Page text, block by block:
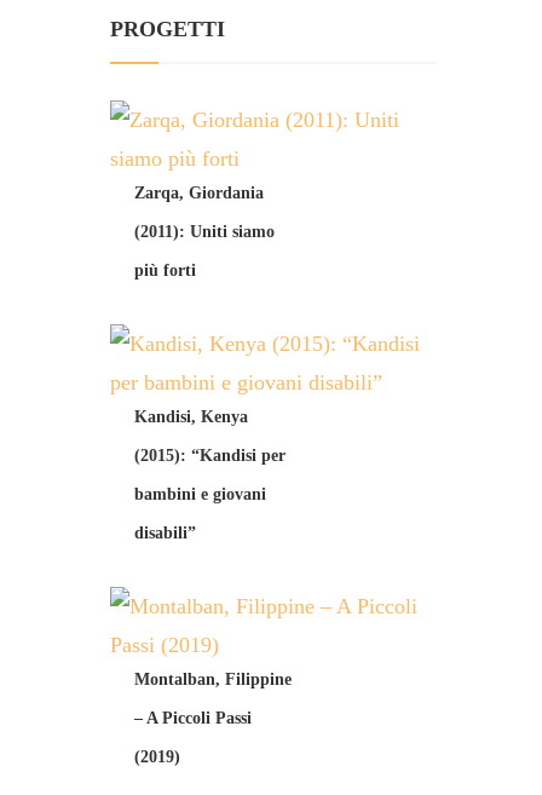
PROGETTI
Zarqa, Giordania
(2011): Uniti siamo
più forti
Kandisi, Kenya
(2015): “Kandisi per
bambini e giovani
disabili”
Montalban, Filippine
– A Piccoli Passi
(2019)